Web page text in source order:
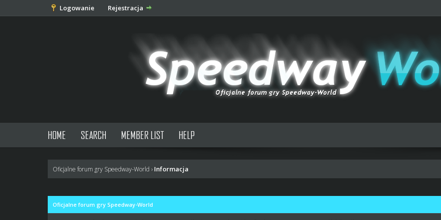
Logowanie Rejestracja
HOME SEARCH MEMBER LIST HELP
Oficjalne forum gry Speedway-World › Informacja
Oficjalne forum gry Speedway-World